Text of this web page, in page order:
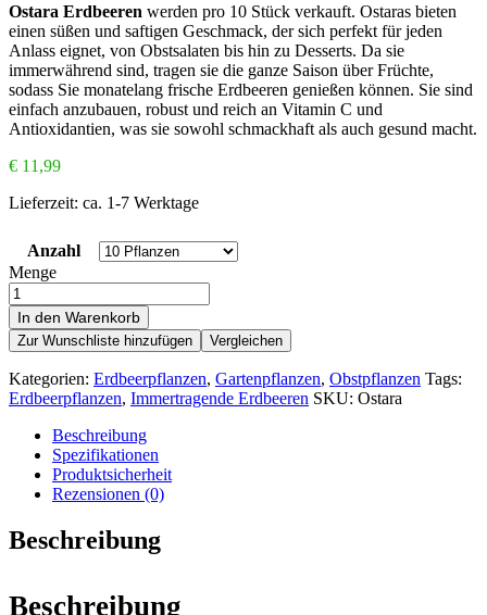
Ostara Erdbeeren werden pro 10 Stück verkauft. Ostaras bieten
einen süßen und saftigen Geschmack, der sich perfekt für jeden
Anlass eignet, von Obstsalaten bis hin zu Desserts. Da sie
immerwährend sind, tragen sie die ganze Saison über Früchte,
sodass Sie monatelang frische Erdbeeren genießen können. Sie sind
einfach anzubauen, robust und reich an Vitamin C und
Antioxidantien, was sie sowohl schmackhaft als auch gesund macht.
€ 11,99
Lieferzeit: ca. 1-7 Werktage
Anzahl
Menge
In den Warenkorb
Zur Wunschliste hinzufügen Vergleichen
Kategorien: Erdbeerpflanzen, Gartenpflanzen, Obstpflanzen Tags:
Erdbeerpflanzen, Immertragende Erdbeeren SKU: Ostara
Beschreibung
Spezifikationen
Produktsicherheit
Rezensionen (0)
Beschreibung
Beschreibung